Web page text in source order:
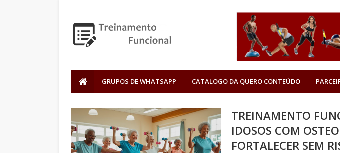
GRUPOS DE WHATSAPP CATALOGO DA QUERO CONTEÚDO
TREINAMENTO
IDOSOS COM
FORTALECER SEM